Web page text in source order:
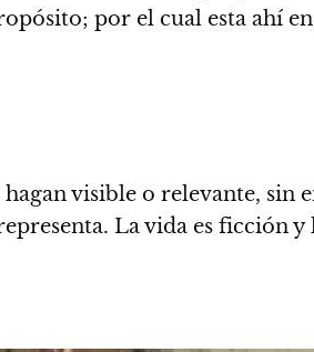
por el cual esta ahí
visible o relevante,
La vida es ficción y